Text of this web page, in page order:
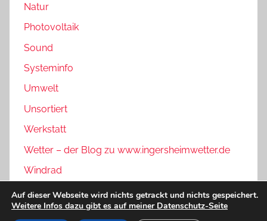
Natur
Photovoltaik
Sound
Systeminfo
Umwelt
Unsortiert
Werkstatt
Wetter – der Blog zu www.ingersheimwetter.de
Windrad
Auf dieser Webseite wird nichts getrackt und nichts gespeichert.
Weitere Infos dazu gibt es auf meiner Datenschutz-Seite